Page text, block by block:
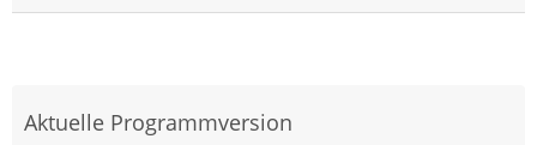
Aktuelle Programmversion